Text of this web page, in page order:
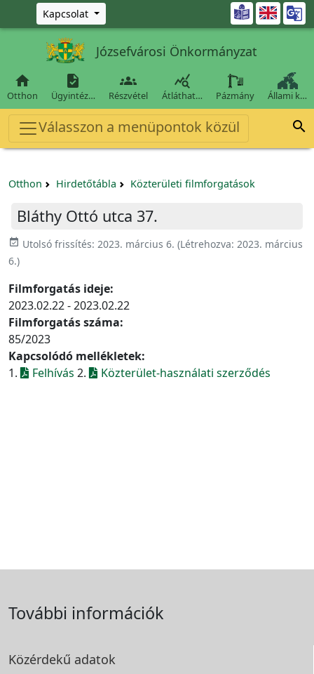
Ugrás a fő tartalomra
Kapcsolat 
Józsefvárosi Önkormányzat

Otthon

Ügyintéz…

Részvétel

Átláthat… Pázmány Állami k…
Válasszon a menüpontok közül 
Otthon Hirdetőtábla Közterületi filmforgatások
Bláthy Ottó utca 37.
event_available Utolsó frissítés: 2023. március 6. (Létrehozva: 2023. március
6.)
Filmforgatás ideje:
2023.02.22 - 2023.02.22
Filmforgatás száma:
85/2023
Kapcsolódó mellékletek:
1.
Felhívás 2. Közterület-használati szerződés
További információk
Közérdekű adatok